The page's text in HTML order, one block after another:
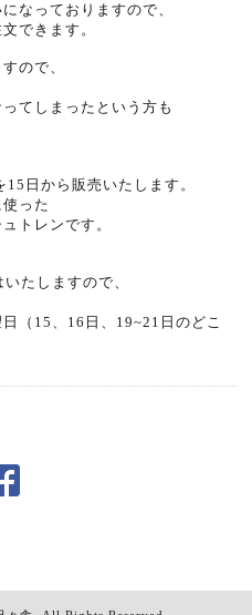
なっておりますので、
できます。
ので、
てしまったという方も
日から販売いたします。
った
トレンです。
たしますので、
（15、16日、19~21日のどこ